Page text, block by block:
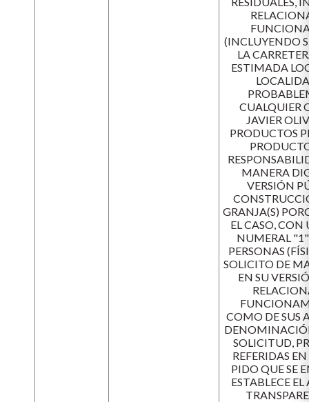
(INCLUYENDO
LA
ESTIMADA
CUALQUIER
JAVIER
PRODUCTOS
MANERA
VERSIÓN
GRANJA(S)
EL CASO,
NUMERAL "1"
PERSONAS
SOLICITO DE
EN SU
COMO DE SUS
SOLICITUD,
REFERIDAS
PIDO QUE SE
ESTABLECE